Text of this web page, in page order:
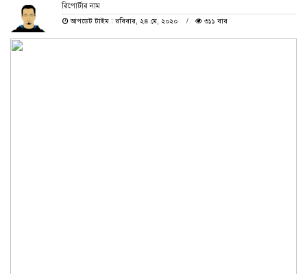
রিপোর্টার নাম
আপডেট টাইম : রবিবার, ২৪ মে, ২০২০
৩১১ বার